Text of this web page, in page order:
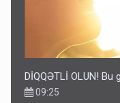
DİQQƏTLİ OLUN!
09:25